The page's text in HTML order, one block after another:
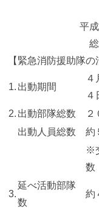
平
【緊急消防援助隊
1. 出動期間
４
４
2. 出動部隊総数
出動人員総数
約
※
数
3.
延べ活動部隊
数
約